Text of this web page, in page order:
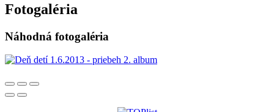
Fotogaléria
Náhodná fotogaléria